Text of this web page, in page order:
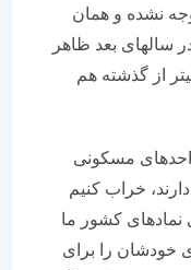
و همان
بعد ظاهر
گذشته هم
مسكونی
خراب كنیم
كشور ما
را برای